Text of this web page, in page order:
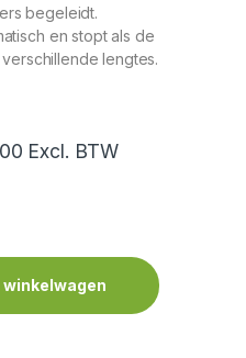
begeleidt.
en stopt als de
lengtes.
Excl. BTW
winkelwagen